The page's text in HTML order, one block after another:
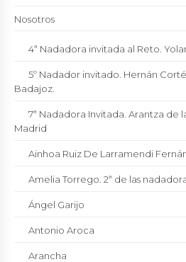
Nosotros
4ª Nadadora invitada al Reto.
5º Nadador invitado. Hernán
Badajoz.
7ª Nadadora Invitada. Arantza de
Madrid
Ainhoa Ruiz De Larramendi
Amelia Torrego. 2ª de las
Ángel Garijo
Antonio Aroca
Arancha